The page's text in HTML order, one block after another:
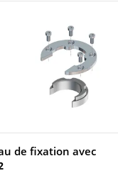
de fixation avec